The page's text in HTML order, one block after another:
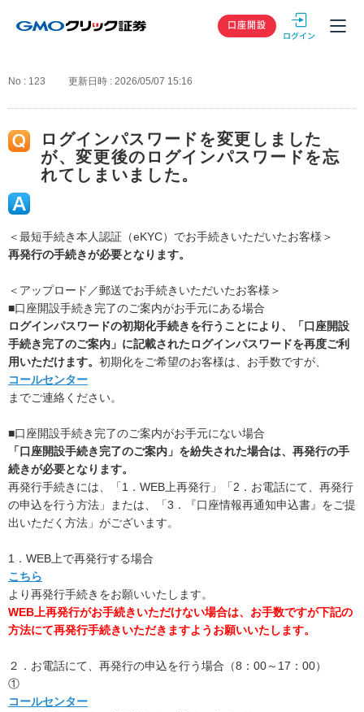
GMOクリック
口座開設
No : 123 更新日時 : 2026/05/07 15:16
ログインパスワードを変更しました
が、変更後のログインパスワードを忘
れてしまいました。
＜最短手続き本人認証（eKYC）でお手続きいただいたお客様＞
再発行の手続きが必要となります。
＜アップロード／郵送でお手続きいただいたお客様＞
■口座開設手続き完了のご案内がお手元にある場合
ログインパスワードの初期化手続きを行うことにより、「口座開設
手続き完了のご案内」に記載されたログインパスワードを再度ご利
用いただけます。 初期化をご希望のお客様は、お手数ですが、
コールセンター
までご連絡ください。
■口座開設手続き完了のご案内がお手元にない場合
「口座開設手続き完了のご案内」を紛失された場合は、再発行の手
続きが必要となります。
再発行手続きには、「1．WEB上再発行」「2．お電話にて、再発行
の申込を行う方法」または、「3．『口座情報再通知申込書』をご提
出いただく方法」がございます。
1．WEB上で再発行する場合
こちら
より再発行手続きをお願いいたします。
WEB上再発行がお手続きいただけない場合は、お手数ですが下記の
方法にて再発行手続きいただきますようお願いいたします。
２．お電話にて、再発行の申込を行う場合（8：00～17：00）
①
コールセンター